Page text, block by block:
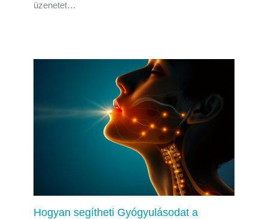
üzenetet…
Hogyan segítheti Gyógyulásodat a